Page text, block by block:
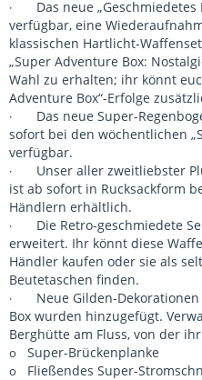
·
Das neue
verfügbar, eine
klassischen Hartlicht-
„Super Adventure Box:
Wahl zu erhalten; ihr könnt
Adventure Box“-Erfolge
·
Das neue Super-
sofort bei den wöchentlichen
verfügbar.
·
Unser aller zweitliebster
ist ab sofort in Rucksackform
Händlern erhältlich.
·
Die Retro-geschmiedete
erweitert. Ihr könnt diese
Händler kaufen oder sie als
Beutetaschen finden.
·
Neue Gilden-
Box wurden hinzugefügt.
Berghütte am Fluss, von der
o Super-Brückenplanke
o Fließendes Super-